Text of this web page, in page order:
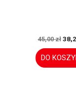
45,00 zł
DO